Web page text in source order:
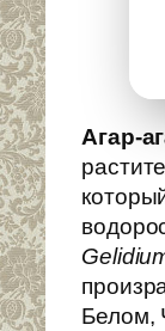
Агар-
Белом,